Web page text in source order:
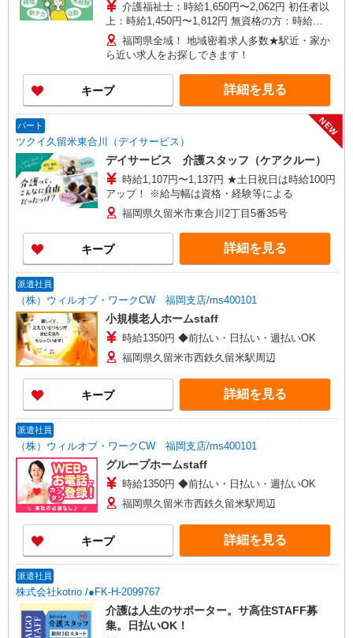
介護福祉士：時給1,650円〜2,062円 初任者以
上：時給1,450円〜1,812円 無資格の方：時給
1,350円〜1,687円 ※給与幅は勤務先による +交通
費、諸手当（勤務先による） +0円で介護資格が取
れる （別途規定） ★給与日払い制度あり！
福岡県全域！ 地域密着求人多数★駅近・家か
ら近い求人をお探しできます！
キープ 詳細を見る
パート
ツクイ久留米東合川（デイサービス）
NEW
デイサービス 介護スタッフ（ケアクルー）
時給1,107円〜1,137円 ★土日祝日は時給100円
アップ！ ※給与幅は資格・経験等による
福岡県久留米市東合川2丁目5番35号
キープ 詳細を見る
派遣社員
（株）ウィルオブ・ワークCW 福岡支店/ms400101
小規模老人ホームstaff
時給1350円 ◆前払い・日払い・週払いOK
福岡県久留米市西鉄久留米駅周辺
キープ 詳細を見る
派遣社員
（株）ウィルオブ・ワークCW 福岡支店/ms400101
グループホームstaff
時給1350円 ◆前払い・日払い・週払いOK
福岡県久留米市西鉄久留米駅周辺
キープ 詳細を見る
派遣社員
株式会社kotrio /●FK-H-2099767
介護は人生のサポーター。サ高住STAFF募
集。日払いOK！